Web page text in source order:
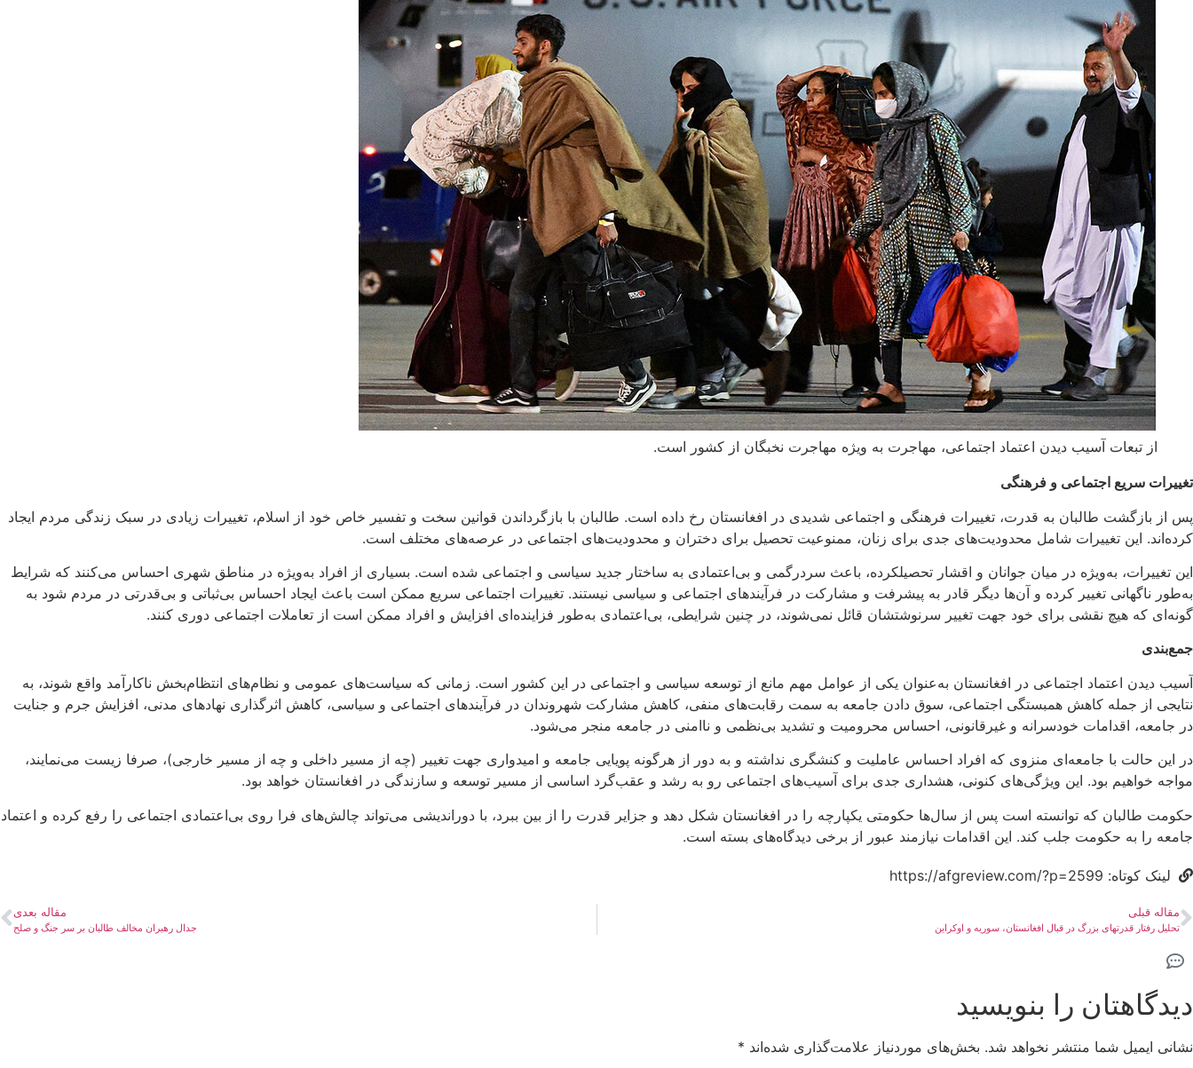
از تبعات آسیب دیدن اعتماد اجتماعی، مهاجرت به ویژه مهاجرت نخبگان از کشور است.
تغییرات سریع اجتماعی و فرهنگی
پس از بازگشت طالبان به قدرت، تغییرات فرهنگی و اجتماعی شدیدی در افغانستان رخ داده است. طالبان با بازگرداندن قوانین سخت و تفسیر خاص خود از اسلام، تغییرات زیادی در سبک زندگی مردم ایجاد
کرده‌اند. این تغییرات شامل محدودیت‌های جدی برای زنان، ممنوعیت تحصیل برای دختران و محدودیت‌های اجتماعی در عرصه‌های مختلف است.
این تغییرات، به‌ویژه در میان جوانان و اقشار تحصیلکرده، باعث سردرگمی و بی‌اعتمادی به ساختار جدید سیاسی و اجتماعی شده است. بسیاری از افراد به‌ویژه در مناطق شهری احساس می‌کنند که شرایط
به‌طور ناگهانی تغییر کرده و آن‌ها دیگر قادر به پیشرفت و مشارکت در فرآیندهای اجتماعی و سیاسی نیستند. تغییرات اجتماعی سریع ممکن است باعث ایجاد احساس بی‌ثباتی و بی‌قدرتی در مردم شود به
گونه‌ای که هیچ نقشی برای خود جهت تغییر سرنوشتشان قائل نمی‌شوند، در چنین شرایطی، بی‌اعتمادی به‌طور فزاینده‌ای افزایش و افراد ممکن است از تعاملات اجتماعی دوری کنند.
جمع‌بندی
آسیب دیدن اعتماد اجتماعی در افغانستان به‌عنوان یکی از عوامل مهم مانع از توسعه سیاسی و اجتماعی در این کشور است. زمانی که سیاست‌های عمومی و نظام‌های انتظام‌بخش ناکارآمد واقع شوند، به
نتایجی از جمله کاهش همبستگی اجتماعی، سوق دادن جامعه به سمت رقابت‌های منفی، کاهش مشارکت شهروندان در فرآیندهای اجتماعی و سیاسی، کاهش اثرگذاری نهادهای مدنی، افزایش جرم و جنایت
در جامعه، اقدامات خودسرانه و غیرقانونی، احساس محرومیت و تشدید بی‌نظمی و ناامنی در جامعه منجر می‌شود.
در این حالت با جامعه‌ای منزوی که افراد احساس عاملیت و کنشگری نداشته و به دور از هرگونه پویایی جامعه و امیدواری جهت تغییر (چه از مسیر داخلی و چه از مسیر خارجی)، صرفا زیست می‌نمایند،
مواجه خواهیم بود. این ویژگی‌های کنونی، هشداری جدی برای آسیب‌های اجتماعی رو به رشد و عقب‌گرد اساسی از مسیر توسعه و سازندگی در افغانستان خواهد بود.
حکومت طالبان که توانسته است پس از سال‌ها حکومتی یکپارچه را در افغانستان شکل دهد و جزایر قدرت را از بین ببرد، با دوراندیشی‌ می‌تواند چالش‌های فرا روی بی‌اعتمادی اجتماعی را رفع کرده و اعتماد
جامعه را به حکومت جلب کند. این اقدامات نیازمند عبور از برخی دیدگاه‌های بسته است.
لینک کوتاه: https://afgreview.com/?p=2599
مقاله قبلی
تحلیل رفتار قدرتهای بزرگ در قبال افغانستان، سوریه و اوکراین
مقاله بعدی
جدال رهبران مخالف طالبان بر سر جنگ و صلح
دیدگاهتان را بنویسید
نشانی ایمیل شما منتشر نخواهد شد. بخش‌های موردنیاز علامت‌گذاری شده‌اند *